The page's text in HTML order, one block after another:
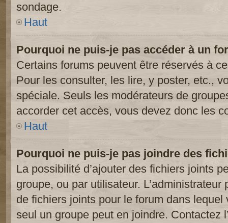
sondage.
Haut
Pourquoi ne puis-je pas accéder à un
Certains forums peuvent être réservés à
Pour les consulter, les lire, y poster, etc.,
spéciale. Seuls les modérateurs de
accorder cet accès, vous devez donc les
Haut
Pourquoi ne puis-je pas joindre des
La possibilité d’ajouter des fichiers joints
groupe, ou par utilisateur. L’administrateur
de fichiers joints pour le forum dans
seul un groupe peut en joindre. Contactez